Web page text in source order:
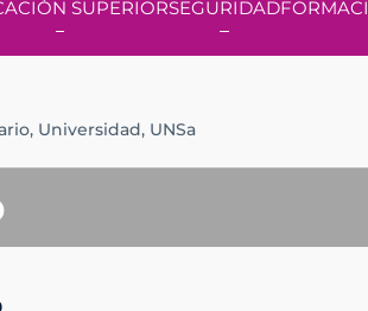
SUPERIORSEGURIDAD
Universidad, UNSa